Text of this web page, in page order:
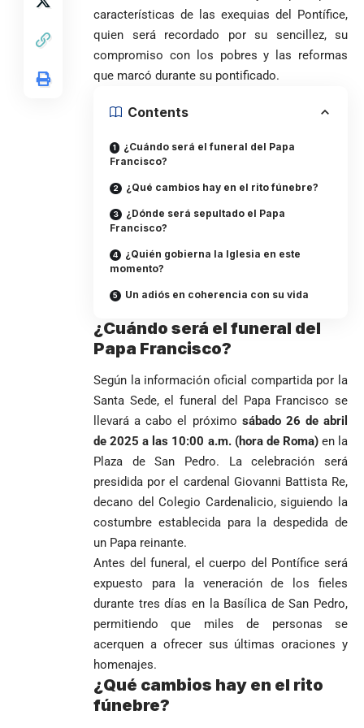
características de las exequias del Pontífice,
quien será recordado por su sencillez, su
compromiso con los pobres y las reformas
que marcó durante su pontificado.
Contents
¿Cuándo será el funeral del Papa
Francisco?
¿Qué cambios hay en el rito fúnebre?
¿Dónde será sepultado el Papa
Francisco?
¿Quién gobierna la Iglesia en este
momento?
Un adiós en coherencia con su vida
¿Cuándo será el funeral del
Papa Francisco?
Según la información oficial compartida por la
Santa Sede, el funeral del Papa Francisco se
llevará a cabo el próximo sábado 26 de abril
de 2025 a las 10:00 a.m. (hora de Roma)en la
Plaza de San Pedro. La celebración será
presidida por el cardenal Giovanni Battista Re,
decano del Colegio Cardenalicio, siguiendo la
costumbre establecida para la despedida de
un Papa reinante.
Antes del funeral, el cuerpo del Pontífice será
expuesto para la veneración de los fieles
durante tres días en la Basílica de San Pedro,
permitiendo que miles de personas se
acerquen a ofrecer sus últimas oraciones y
homenajes.
¿Qué cambios hay en el rito
fúnebre?
de Quintero en
Supersalud y
pide
suspensión
inmediata del
Tribunal de
de investidura
de Medellín
«Gury»
Damián Pérez
Federico
Gutiérrez
envía
documentos
Congreso
contra la ‘paz
total’ por
presuntos
beneficios a
criminales
inician nueva
jornada académica
en Medellín
Sonsón-Rionegro
rechaza fotos
templo de Guarne y
ordena acto de
Humberto de
Jesús Hincapié
Álzate, reconocido
sacerdote de la
Diócesis de
Girardota, Párroco
de Yolombo
afirma que “no
se puede
proclamar
pide esperar
oficiales
Abelardo de la
Espriella es
presidente de
Colombia tras
una histórica y
reñida
segunda
vuelta
Uribe
arremete
contra Petro y
lo
responsabiliza
por la crisis de
la salud en
Colombia
Costa de
Marfil
sorprende a
Ecuador en el
último suspiro
un empate
Países Bajos
duelo
mundialista
Alemania no
tuvo piedad:
valiente
Curazao en su
mundialista
presuntamente lo
camino que no
COMO HERENCIA
estudiantes
indígenas,
afrodescendientes
y mestizos
campesinos
inician nueva
en Medellín
Cardenal Rueda
pide desarmar el
corazón para
una Colombia
Diócesis de
Sonsón-Rionegro
rechaza fotos
tomadas en
templo de Guarne y
ordena acto de
desagravio